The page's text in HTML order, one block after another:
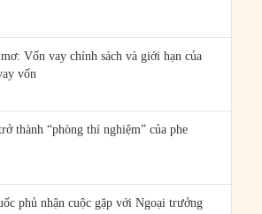
Vốn vay chính sách và giới hạn của
vốn
thành “phòng thí nghiệm” của phe
phủ nhận cuộc gặp với Ngoại trưởng